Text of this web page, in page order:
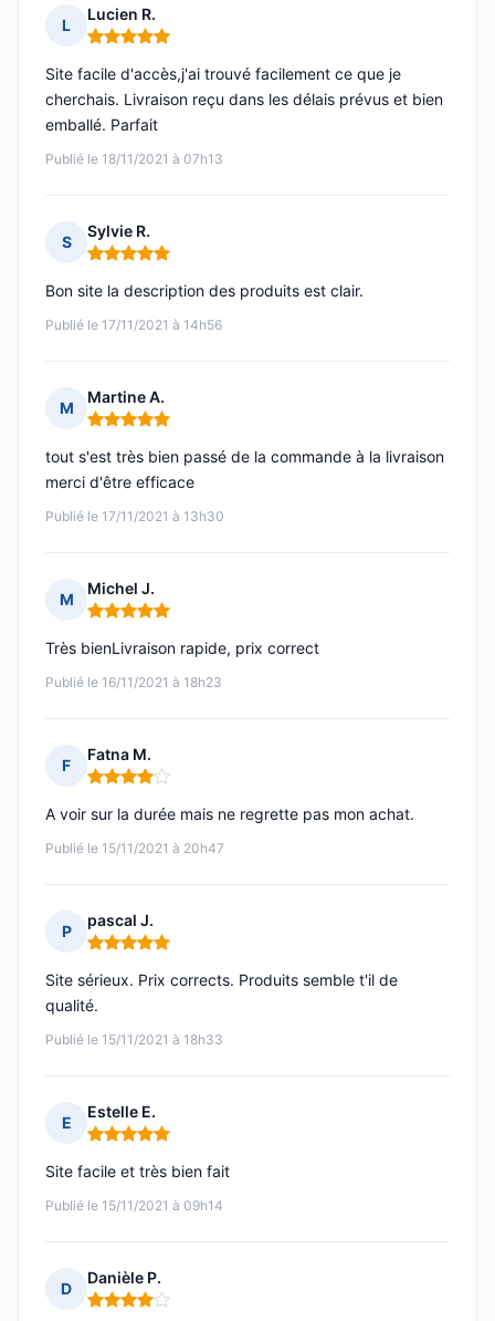
L
Lucien R.
Note : 5 sur 5
Publié le 18/11/2021 à 07h13
Site facile d'accès,j'ai trouvé facilement ce que je
cherchais. Livraison reçu dans les délais prévus et bien
emballé. Parfait
S
Sylvie R.
Note : 5 sur 5
Publié le 17/11/2021 à 14h56
Bon site la description des produits est clair.
M
Martine A.
Note : 5 sur 5
Publié le 17/11/2021 à 13h30
tout s'est très bien passé de la commande à la livraison
merci d'être efficace
M
Michel J.
Note : 5 sur 5
Publié le 16/11/2021 à 18h23
Très bienLivraison rapide, prix correct
F
Fatna M.
Note : 4 sur 5
Publié le 15/11/2021 à 20h47
A voir sur la durée mais ne regrette pas mon achat.
P
pascal J.
Note : 5 sur 5
Publié le 15/11/2021 à 18h33
Site sérieux. Prix corrects. Produits semble t'il de
qualité.
E
Estelle E.
Note : 5 sur 5
Publié le 15/11/2021 à 09h14
Site facile et très bien fait
D
Danièle P.
Note : 4 sur 5